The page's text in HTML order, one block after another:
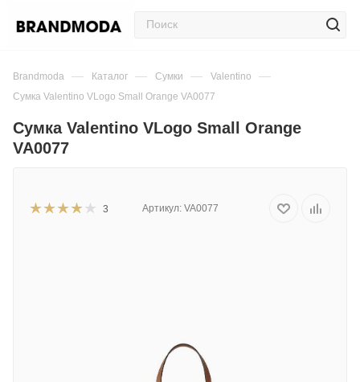
Brandmoda — Каталог — Сумки — Valentino —
Сумка Valentino VLogo Small Orange VA0077
Сумка Valentino VLogo Small Orange
VA0077
3 Артикул: VA0077